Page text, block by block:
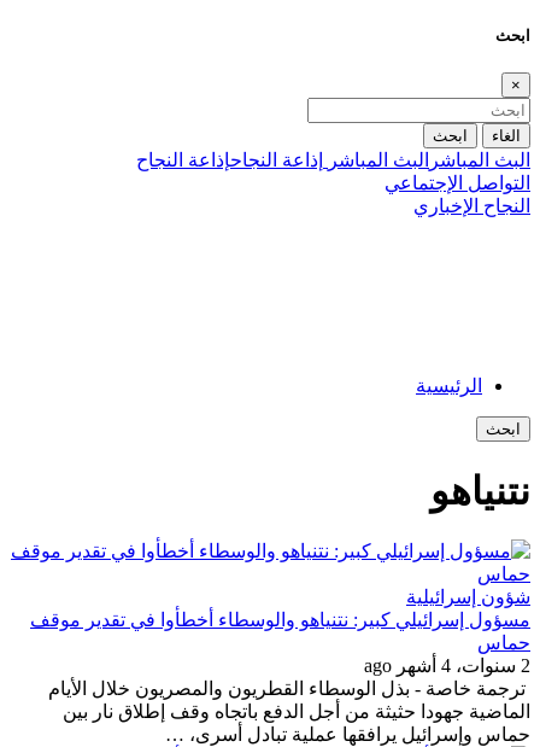
ابحث
×
الغاء ابحث
البث المباشر البث المباشر إذاعة النجاحإذاعة النجاح
التواصل الإجتماعي
النجاح الإخباري
الرئيسية
ابحث
نتنياهو
شؤون إسرائيلية
مسؤول إسرائيلي كبير: نتنياهو والوسطاء أخطأوا في تقدير موقف
حماس
2 سنوات، 4 أشهر ago
ترجمة خاصة - بذل الوسطاء القطريون والمصريون خلال الأيام
الماضية جهودا حثيثة من أجل الدفع باتجاه وقف إطلاق نار بين
حماس وإسرائيل يرافقها عملية تبادل أسرى، …